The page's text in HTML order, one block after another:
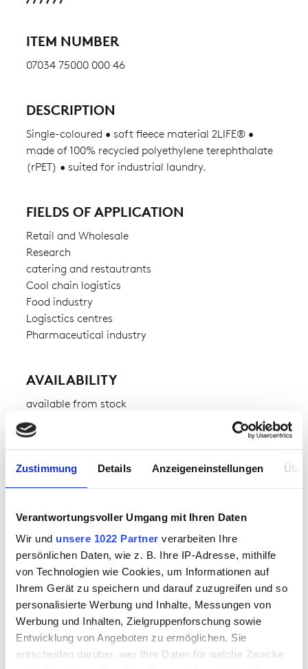
Zustimmung Details Anzeigeneinstellungen
Verantwortungsvoller Umgang mit Ihren Daten
Wir und unsere 1022 Partner verarbeiten Ihre
persönlichen Daten, wie z. B. Ihre IP-Adresse, mithilfe
von Technologien wie Cookies, um Informationen auf
Ihrem Gerät zu speichern und darauf zuzugreifen und so
personalisierte Werbung und Inhalte, Messungen von
Werbung und Inhalten, Zielgruppenforschung sowie
Entwicklung von Angeboten zu ermöglichen. Sie
entscheiden darüber, wer Ihre Daten für welche Zwecke
ITEM NUMBER
07034 75000 000 46
DESCRIPTION
Single-coloured • soft fleece material 2LIFE® •
made of 100% recycled polyethylene terephthalate
(rPET) • suited for industrial laundry.
FIELDS OF APPLICATION
Retail and Wholesale
Research
catering and restautrants
Cool chain logistics
Food industry
Logisctics centres
Pharmaceutical industry
AVAILABILITY
available from stock
FABRIC
Fleece POLARIS 240 2Life
outer fabric 1:100% recycled polyethylene
SPECIAL FEATURES